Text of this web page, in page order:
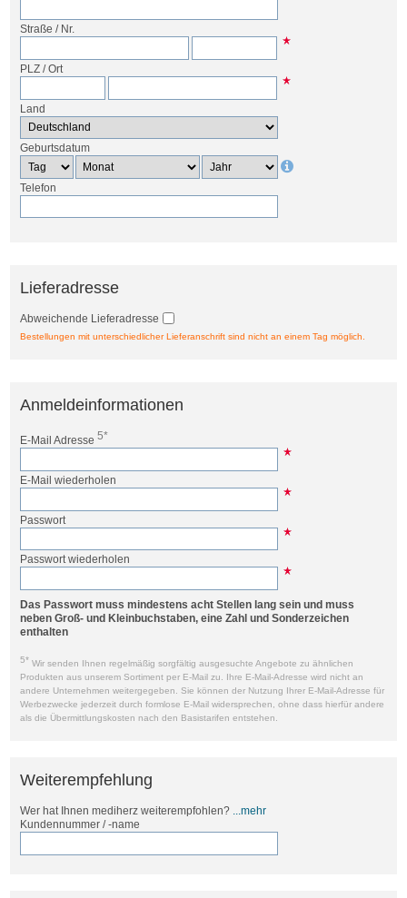
Straße / Nr.
PLZ/Ort
Land
Geburtsdatum
Telefon
Lieferadresse
Abweichende Lieferadresse
Bestellungen mit unterschiedlicher Lieferanschrift sind nicht an einem Tag möglich.
Anmeldeinformationen
E-Mail Adresse 5*
E-Mail wiederholen
Passwort
Passwort wiederholen
Das Passwort muss mindestens acht Stellen lang sein und muss
neben Groß- und Kleinbuchstaben, eine Zahl und Sonderzeichen
enthalten
5* Wir senden Ihnen regelmäßig sorgfältig ausgesuchte Angebote zu ähnlichen
Produkten aus unserem Sortiment per E-Mail zu. Ihre E-Mail-Adresse wird nicht an
andere Unternehmen weitergegeben. Sie können der Nutzung Ihrer E-Mail-Adresse für
Werbezwecke jederzeit durch formlose E-Mail widersprechen, ohne dass hierfür andere
als die Übermittlungskosten nach den Basistarifen entstehen.
Weiterempfehlung
Wer hat Ihnen mediherz weiterempfohlen? ...mehr
Kundennummer / -name